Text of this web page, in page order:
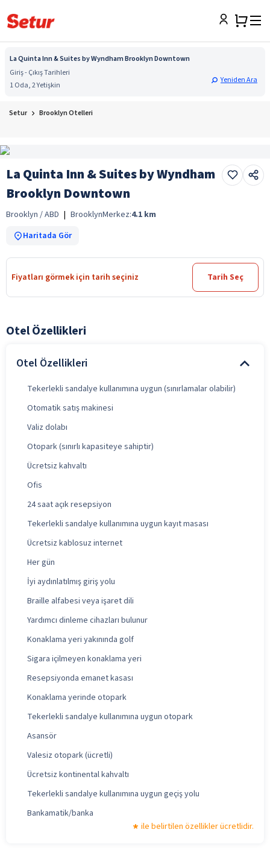
La Quinta Inn & Suites by Wyndham Brooklyn Downtown
Giriş - Çıkış Tarihleri
1 Oda, 2 Yetişkin
Yeniden Ara
Setur Brooklyn Otelleri
La Quinta Inn & Suites by Wyndham
Brooklyn Downtown
Brooklyn / ABD | BrooklynMerkez:4.1 km
Haritada Gör
Fiyatları görmek için tarih seçiniz Tarih Seç
Otel Özellikleri
Otel Özellikleri
Tekerlekli sandalye kullanımına uygun (sınırlamalar olabilir)
Otomatik satış makinesi
Valiz dolabı
Otopark (sınırlı kapasiteye sahiptir)
Ücretsiz kahvaltı
Ofis
24 saat açık resepsiyon
Tekerlekli sandalye kullanımına uygun kayıt masası
Ücretsiz kablosuz internet
Her gün
İyi aydınlatılmış giriş yolu
Braille alfabesi veya işaret dili
Yardımcı dinleme cihazları bulunur
Konaklama yeri yakınında golf
Sigara içilmeyen konaklama yeri
Resepsiyonda emanet kasası
Konaklama yerinde otopark
Tekerlekli sandalye kullanımına uygun otopark
Asansör
Valesiz otopark (ücretli)
Ücretsiz kontinental kahvaltı
Tekerlekli sandalye kullanımına uygun geçiş yolu
Bankamatik/banka
ile belirtilen özellikler ücretlidir.